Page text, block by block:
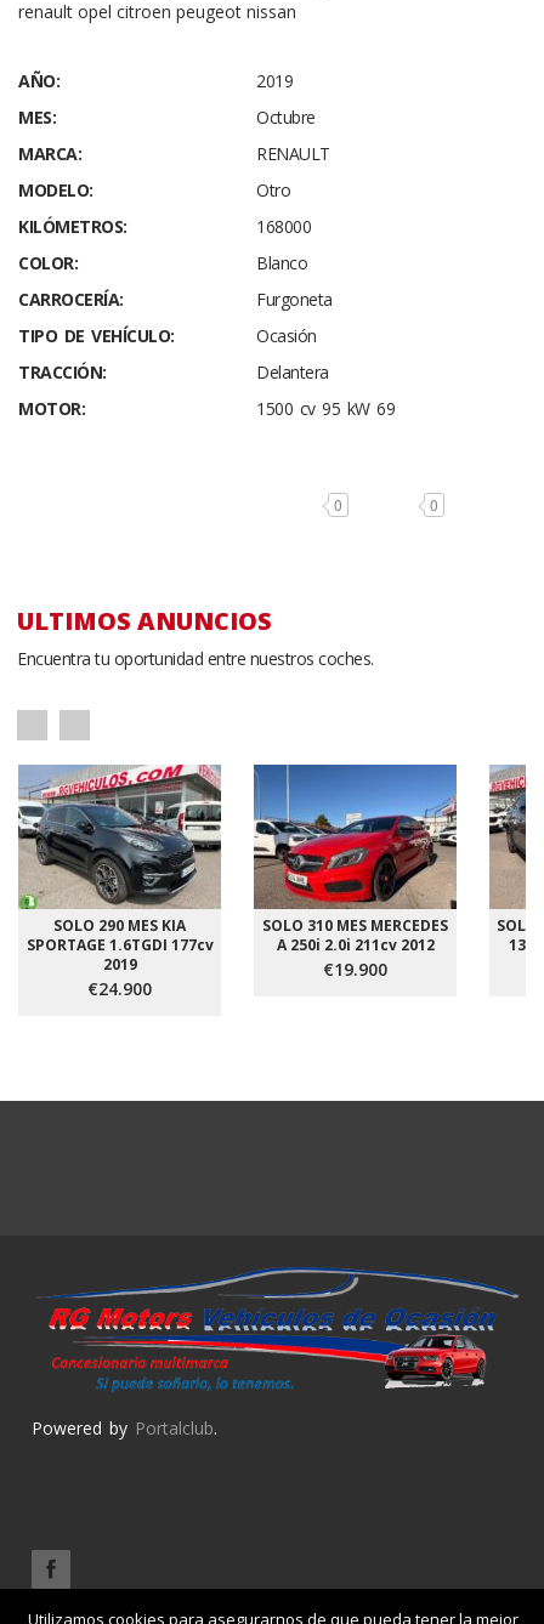
renault opel citroen peugeot nissan
AÑO:
2019
MES:
Octubre
MARCA:
RENAULT
MODELO:
Otro
KILÓMETROS:
168000
COLOR:
Blanco
CARROCERÍA:
Furgoneta
TIPO DE VEHÍCULO:
Ocasión
TRACCIÓN:
Delantera
MOTOR:
1500 cv 95 kW 69
0 0
ULTIMOS ANUNCIOS
Encuentra tu oportunidad entre nuestros coches.
SOLO 290 MES KIA
SPORTAGE 1.6TGDI 177cv
2019
€24.900
SOLO 310 MES MERCEDES
A 250i 2.0i 211cv 2012
€19.900
SOLO
Powered by Portalclub.
Utilizamos cookies para asegurarnos de que pueda tener la mejor